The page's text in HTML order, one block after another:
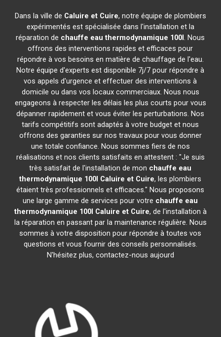
Dans la ville de Caluire et Cuire, notre équipe de plombiers
expérimentés est spécialisée dans l'installation et la
réparation de chauffe eau thermodynamique 100l. Nous
offrons des interventions rapides et efficaces pour
répondre à vos besoins en matière de chauffage de l'eau.
Notre équipe d'experts est disponible 7j/7 pour répondre à
vos appels d'urgence et effectuer des interventions à
domicile ou dans vos locaux commerciaux. Nous nous
engageons à respecter les délais les plus courts pour vous
dépanner rapidement et vous éviter les perturbations. Nos
tarifs compétitifs sont adaptés à votre budget et nous
offrons des garanties sur nos travaux pour vous donner
une totale confiance. Nous sommes fiers de nos
réalisations et nos clients satisfaits en attestent : "Je suis
très satisfait de l'installation de mon chauffe eau
thermodynamique 100l Caluire et Cuire, les plombiers
étaient très professionnels et efficaces." Nous proposons
une large gamme de services pour votre chauffe eau
thermodynamique 100l Caluire et Cuire, de l'installation à
la réparation en passant par la maintenance régulière. Nous
sommes à votre disposition pour répondre à toutes vos
questions et vous fournir des conseils personnalisés.
N'hésitez plus, contactez-nous aujourd